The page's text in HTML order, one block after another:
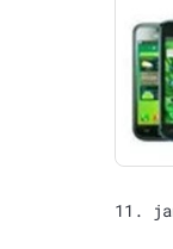
11.